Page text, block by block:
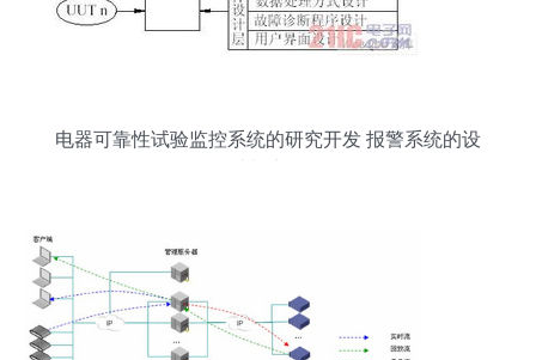
电器可靠性试验监控系统的研究开发 报警系统的设